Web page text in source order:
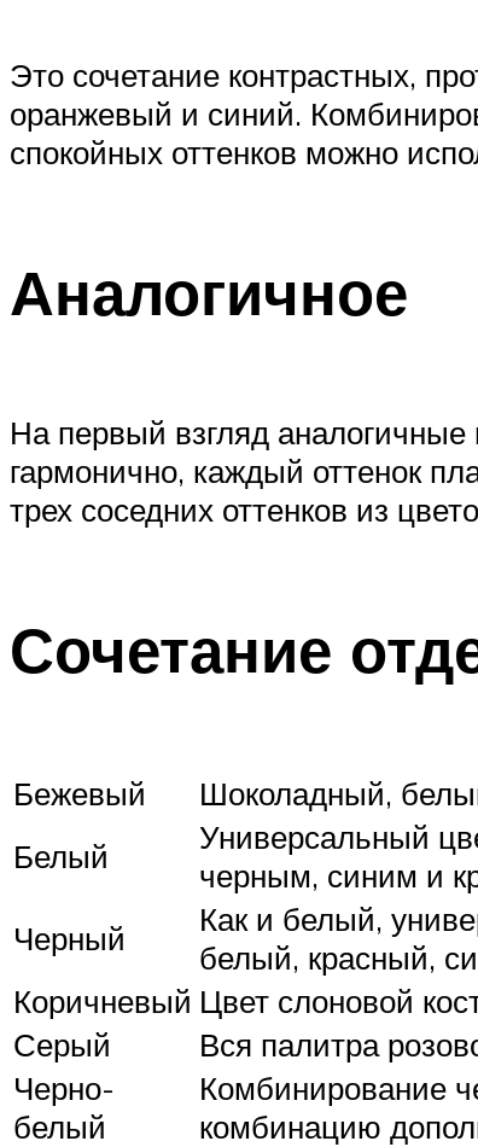
Это сочетание контрастных,
оранжевый и синий.
спокойных оттенков можно
Аналогичное
На первый взгляд
гармонично, каждый оттенок
трех соседних оттенков из
Сочетание
Бежевый
Шоколадный,
Белый
Универсальный
черным, синим и
Черный
Как и белый,
белый, красный,
Коричневый Цвет слоновой
Серый
Вся палитра
Черно-
белый
Комбинирование
комбинацию